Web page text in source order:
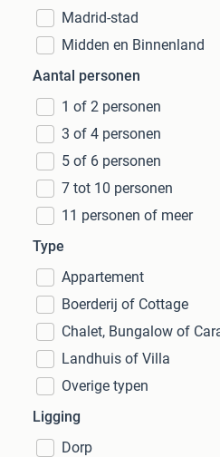
Madrid-stad
Midden en Binnenland
Aantal personen
1 of 2 personen
3 of 4 personen
5 of 6 personen
7 tot 10 personen
11 personen of meer
Type
Appartement
Boerderij of Cottage
Chalet, Bungalow of
Landhuis of Villa
Overige typen
Ligging
Dorp